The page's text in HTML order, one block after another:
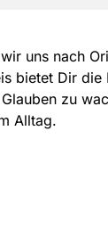
uns nach
bietet Dir
zu
Alltag.